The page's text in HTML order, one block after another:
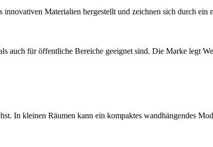
Materialien hergestellt und zeichnen sich durch ein
auch für öffentliche Bereiche geeignet sind. Die Marke legt
In kleinen Räumen kann ein kompaktes wandhängendes